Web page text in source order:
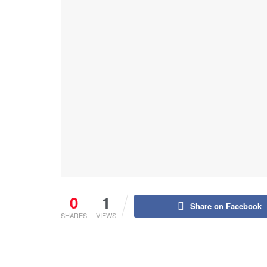
0
SHARES
1
VIEWS
Share on Facebook